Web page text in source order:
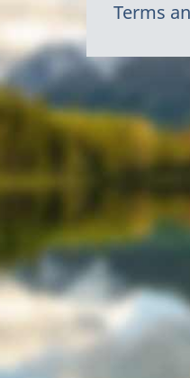
Terms